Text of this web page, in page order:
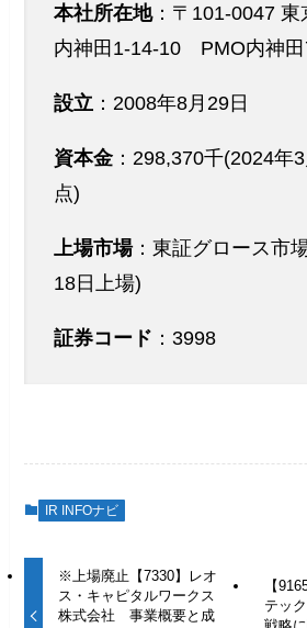
本社所在地：〒101-0047 東
内神田1-14-10 PMO内神
設立 ：2008年8月29日
資本金 ：298,370千(2024年
点)
上場市場：東証グロース市
18日上場)
証券コード ：3998
IR INFOナビ
※上場廃止【7330】レオ
ス・キャピタルワークス
株式会社 事業概要と成
【
テッ